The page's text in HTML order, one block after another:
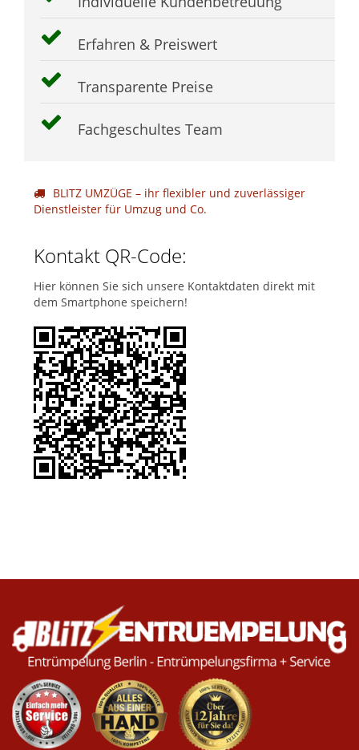
Erfahren & Preiswert
Transparente Preise
Fachgeschultes Team
BLITZ UMZÜGE – ihr flexibler und zuverlässiger
Dienstleister für Umzug und Co.
Kontakt QR-Code:
Hier können Sie sich unsere Kontaktdaten direkt mit
dem Smartphone speichern!